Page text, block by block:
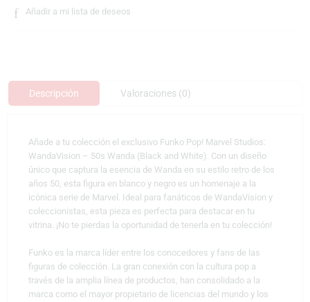
Añadir a mi lista de deseos
Descripción Valoraciones (0)
Añade a tu colección el exclusivo Funko Pop! Marvel Studios:
WandaVision – 50s Wanda (Black and White). Con un diseño
único que captura la esencia de Wanda en su estilo retro de los
años 50, esta figura en blanco y negro es un homenaje a la
icónica serie de Marvel. Ideal para fanáticos de WandaVision y
coleccionistas, esta pieza es perfecta para destacar en tu
vitrina. ¡No te pierdas la oportunidad de tenerla en tu colección!
Funko es la marca líder entre los conocedores y fans de las
figuras de colección. La gran conexión con la cultura pop a
través de la amplia línea de productos, han consolidado a la
marca como el mayor propietario de licencias del mundo y los